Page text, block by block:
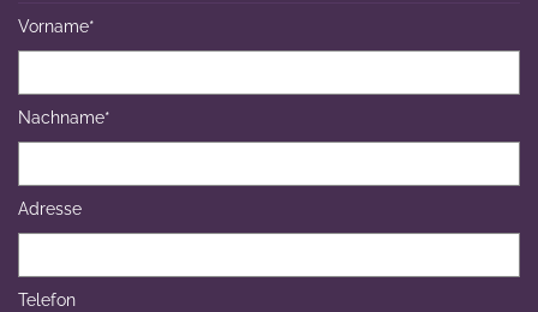
Vorname*
Nachname*
Adresse
Telefon